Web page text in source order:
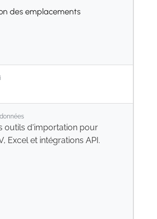
des emplacements
outils d'importation pour
Excel et intégrations API.